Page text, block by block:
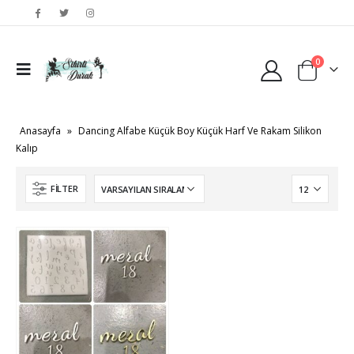
0
Anasayfa » Dancing Alfabe Küçük Boy Küçük Harf Ve Rakam Silikon
Kalıp
FILTER